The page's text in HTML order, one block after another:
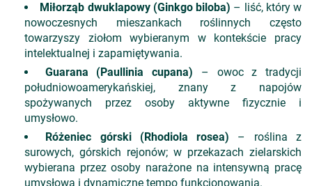
Miłorząb dwuklapowy (Ginkgo biloba) – liść, który w
nowoczesnych mieszankach roślinnych często
towarzyszy ziołom wybieranym w kontekście pracy
intelektualnej i zapamiętywania.
Guarana (Paullinia cupana) – owoc z tradycji
południowoamerykańskiej, znany z napojów
spożywanych przez osoby aktywne fizycznie i
umysłowo.
Różeniec górski (Rhodiola rosea) – roślina z
surowych, górskich rejonów; w przekazach zielarskich
wybierana przez osoby narażone na intensywną pracę
umysłową i dynamiczne tempo funkcjonowania.